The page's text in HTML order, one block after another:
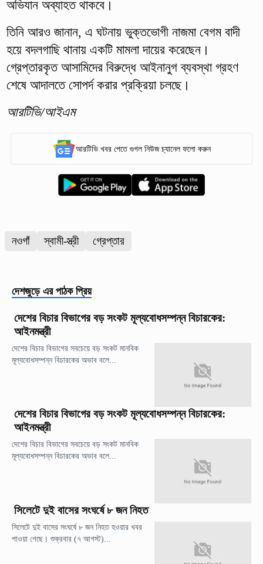
অভিযান অব্যাহত থাকবে।
তিনি আরও জানান, এ ঘটনায় ভুক্তভোগী নাজমা বেগম বাদী
হয়ে বদলগাছি থানায় একটি মামলা দায়ের করেছেন।
গ্রেপ্তারকৃত আসামিদের বিরুদ্ধে আইনানুগ ব্যবস্থা গ্রহণ
শেষে আদালতে সোপর্দ করার প্রক্রিয়া চলছে।
আরটিভি/আইএম
আরটিভি খবর পেতে গুগল নিউজ চ্যানেল ফলো করুন
নওগাঁ স্বামী-স্ত্রী গ্রেপ্তার
দেশজুড়ে এর পাঠক প্রিয়
দেশের বিচার বিভাগের বড় সংকট মূল্যবোধসম্পন্ন বিচারকের:
আইনমন্ত্রী
দেশের বিচার বিভাগের সবচেয়ে বড় সংকট মানবিক
মূল্যবোধসম্পন্ন বিচারকের অভাব বলে...
দেশের বিচার বিভাগের বড় সংকট মূল্যবোধসম্পন্ন বিচারকের:
আইনমন্ত্রী
দেশের বিচার বিভাগের সবচেয়ে বড় সংকট মানবিক
মূল্যবোধসম্পন্ন বিচারকের অভাব বলে...
সিলেটে দুই বাসের সংঘর্ষে ৮ জন নিহত
সিলেটে দুই বাসের সংঘর্ষে ৮ জন নিহত হওয়ার খবর
পাওয়া গেছে। শুক্রবার (৭ আগস্ট)...